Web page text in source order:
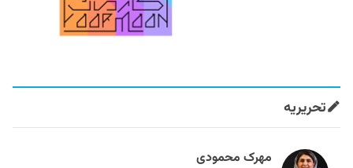
تحریریه
مهرک محمودی